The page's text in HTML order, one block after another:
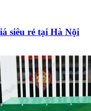
siêu rẻ tại Hà Nội